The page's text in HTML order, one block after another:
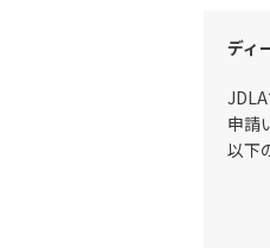
ディ
申請
以下